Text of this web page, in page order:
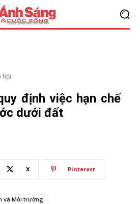
hội
định việc hạn chế
dưới đất
X Pinterest
và Môi trường